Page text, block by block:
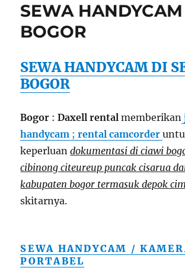
SEWA
BOGOR
SEWA HANDYCAM DI
BOGOR
Bogor :Daxell rental memberikan
handycam ;rental camcorder
keperluandokumentasi di ciawi
cibinong citeureup puncak cisarua
kabupaten bogor termasuk depok
skitarnya.
SEWA HANDYCAM /
PORTABEL